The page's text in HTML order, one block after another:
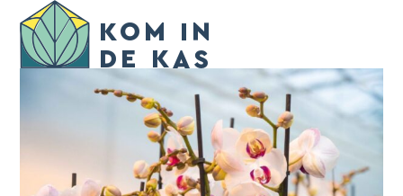
content
Open
mobile
menu
Close
mobile
menu